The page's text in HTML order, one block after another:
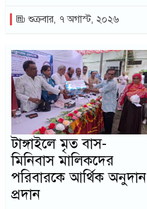
শুক্রবার, ৭ অগাস্ট, ২০২৬
টাঙ্গাইলে মৃত বাস-
মিনিবাস মালিকদের
পরিবারকে আর্থিক অনুদান
প্রদান